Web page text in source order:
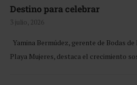
Destino para celebrar
3 julio, 2026
Yamina Bermúdez, gerente de Bodas
Playa Mujeres, destaca el crecimiento